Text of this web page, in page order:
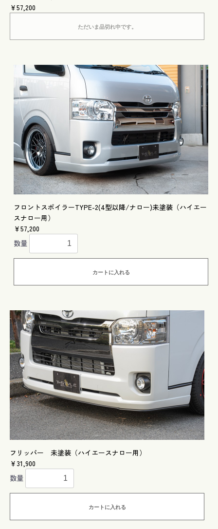
￥57,200
ただいま品切れ中です。
フロントスポイラーTYPE-2(4型以降/ナロー)未塗装（ハイエー
スナロー用）
￥57,200
数量
カートに入れる
フリッパー 未塗装（ハイエースナロー用）
￥31,900
数量
カートに入れる